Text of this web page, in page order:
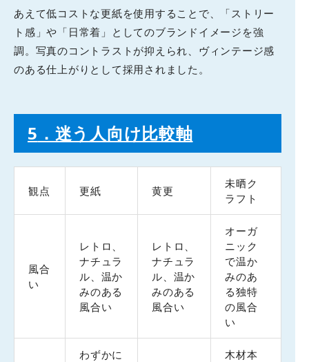
あえて低コストな更紙を使用することで、「ストリー
ト感」や「日常着」としてのブランドイメージを強
調。写真のコントラストが抑えられ、ヴィンテージ感
のある仕上がりとして採用されました。
5 ．迷う人向け比較軸
観点 更紙 黄更
未晒ク
ラフト
風合
い
レトロ、
ナチュラ
ル、温か
みのある
風合い
レトロ、
ナチュラ
ル、温か
みのある
風合い
オーガ
ニック
で温か
みのあ
る独特
の風合
い
わずかに
木材本